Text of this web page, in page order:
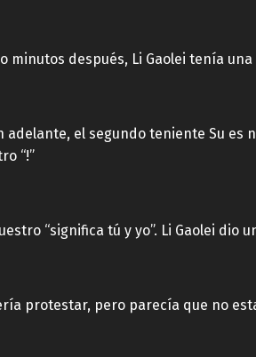
minutos después, Li Gaolei tenía
adelante, el segundo teniente Su es
“!”
“significa tú y yo”. Li Gaolei dio
protestar, pero parecía que no